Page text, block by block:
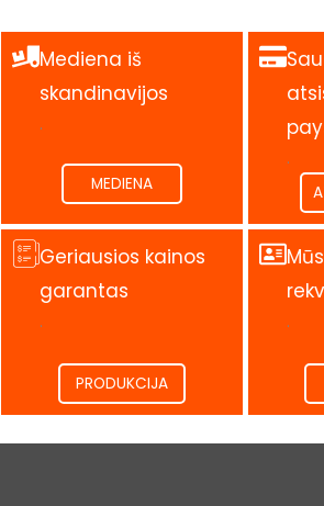
Mediena iš
skandinavijos
.
MEDIENA
.
Geriausios kainos
garantas
.
PRODUKCIJA
.